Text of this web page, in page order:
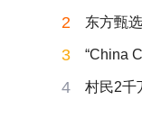
2 东方甄
3 “China
4 村民2千